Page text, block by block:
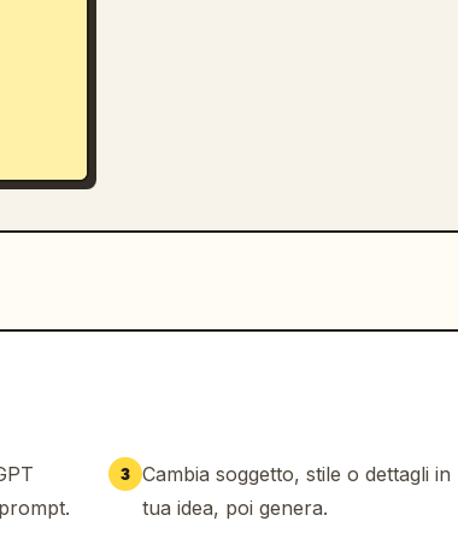
3 Cambia soggetto, stile o dettagli in
tua idea, poi genera.